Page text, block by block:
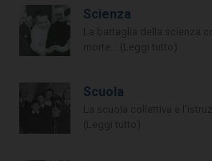
Scienza
Scuola